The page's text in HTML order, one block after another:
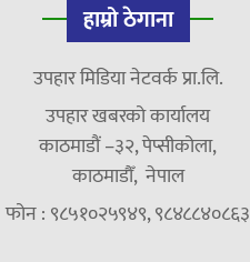
हाम्रो ठेगाना
उपहार मिडिया नेटवर्क प्रा.लि.
उपहार खबरको कार्यालय
काठमाडौं –३२, पेप्सीकोला,
काठमाडौँ, नेपाल
फोन : ९८५१०२५९४९, ९८४८८४०८६३